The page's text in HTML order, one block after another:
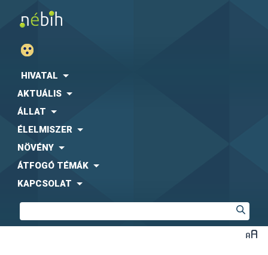
HIVATAL
AKTUÁLIS
ÁLLAT
ÉLELMISZER
NÖVÉNY
ÁTFOGÓ TÉMÁK
KAPCSOLAT